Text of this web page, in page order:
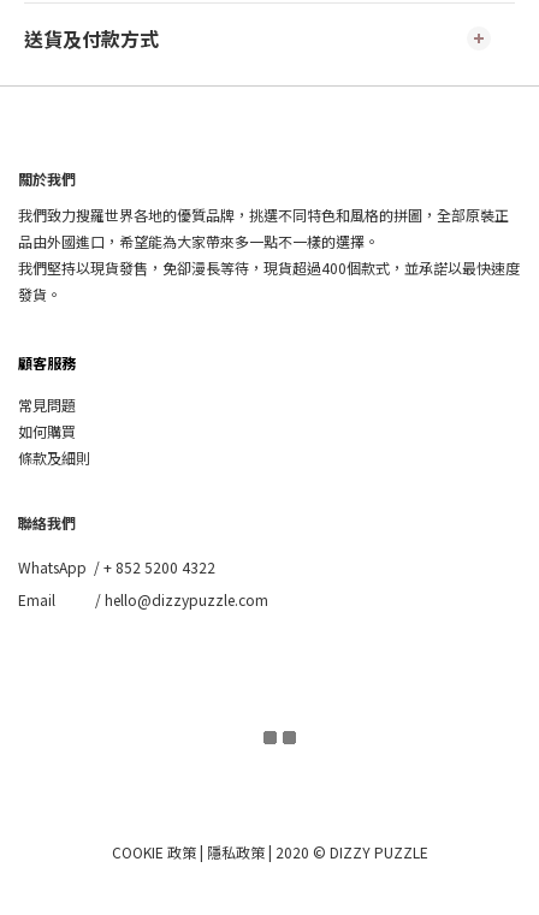
送貨及付款方式
關於我們
我們致力搜羅世界各地的優質品牌，挑選不同特色和風格的拼圖，全部原裝正
品由外國進口，希望能為大家帶來多一點不一樣的選擇。
我們堅持以現貨發售，免卻漫長等待，現貨超過400個款式，並承諾以最快速度
發貨。
顧客服務
常見問題
如何購買
條款及細則
聯絡我們
WhatsApp /+ 852 5200 4322
Email / hello@dizzypuzzle.com
COOKIE 政策| 隱私政策| 2020 © DIZZY PUZZLE